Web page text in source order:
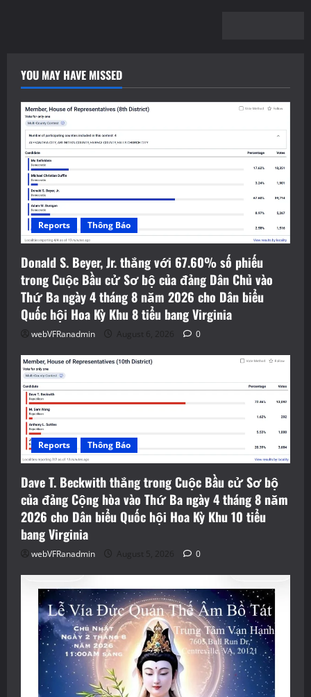
YOU MAY HAVE MISSED
Reports Thông Báo
Donald S. Beyer, Jr. thắng với 67.60% số phiếu
trong Cuộc Bầu cử Sơ bộ của đảng Dân Chủ vào
Thứ Ba ngày 4 tháng 8 năm 2026 cho Dân biểu
Quốc hội Hoa Kỳ Khu 8 tiểu bang Virginia
webVFRanadmin August 6, 2026 0
Reports Thông Báo
Dave T. Beckwith thắng trong Cuộc Bầu cử Sơ bộ
của đảng Cộng hòa vào Thứ Ba ngày 4 tháng 8 năm
2026 cho Dân biểu Quốc hội Hoa Kỳ Khu 10 tiểu
bang Virginia
webVFRanadmin August 5, 2026 0